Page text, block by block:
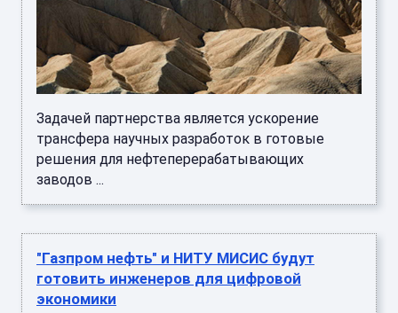
Задачей партнерства является ускорение
трансфера научных разработок в готовые
решения для нефтеперерабатывающих
заводов ...
"Газпром нефть" и НИТУ МИСИС будут
готовить инженеров для цифровой
экономики